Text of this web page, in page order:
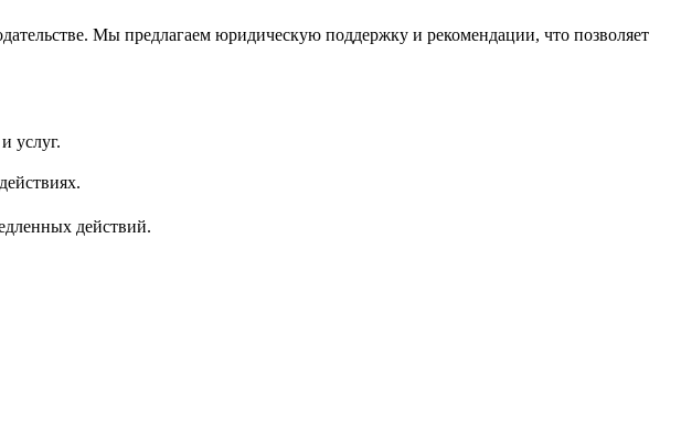
Мы предлагаем юридическую поддержку и рекомендации, что позволяет
услуг.
действий.